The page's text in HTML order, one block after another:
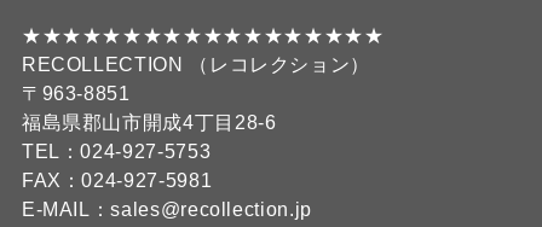
★★★★★★★★★★★★★★★★★★
RECOLLECTION （レコレクション）
〒963-8851
福島県郡山市開成4丁目28-6
TEL：024-927-5753
FAX：024-927-5981
E-MAIL：sales@recollection.jp